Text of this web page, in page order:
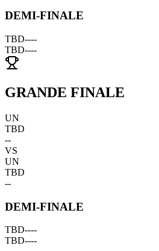
DEMI-FINALE
TBD----
TBD----
GRANDE FINALE
UN
TBD
--
VS
UN
TBD
--
DEMI-FINALE
TBD----
TBD----